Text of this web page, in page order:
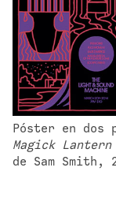
Magick
de Sam Smith,